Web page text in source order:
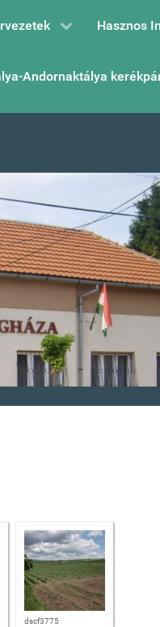
Hasznos
Andornaktálya
dscf3775